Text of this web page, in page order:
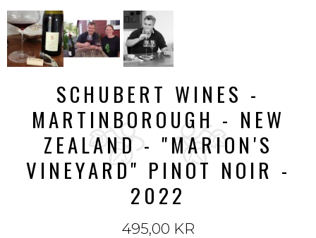
SCHUBERT WINES -
MARTINBOROUGH - NEW
ZEALAND - "MARION'S
VINEYARD" PINOT NOIR -
2022
495,00 KR